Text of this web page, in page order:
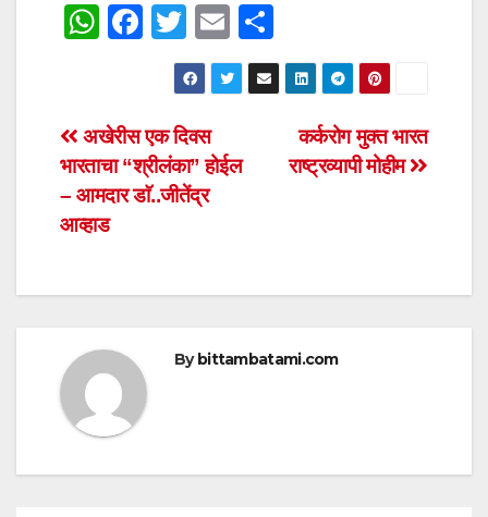
W
s
A
p
p
F
e
b
o
T
wi
tt
er
E
m
ail
h
ar
Post
navigation
कर्करोग मुक्त भारत
राष्ट्रव्यापी मोहीम
अखेरीस एक दिवस
भारताचा “श्रीलंका” होईल
– आमदार डाॅ..जीतेंद्र
आव्हाड
Bybittambatami.com